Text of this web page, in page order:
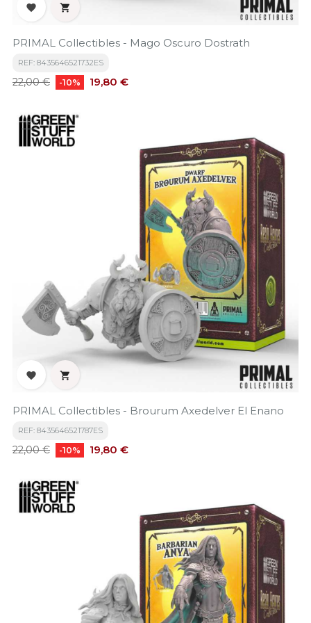
 
PRIMAL Collectibles - Mago Oscuro Dostrath
REF: 8435646521732ES
Precio
22,00 € -10% Precio
19,80 €
-10%
 
PRIMAL Collectibles - Brourum Axedelver El Enano
REF: 8435646521787ES
Precio
22,00 € -10% Precio
19,80 €
-10%